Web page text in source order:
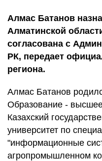
Алмас Батанов
Алматинской
согласована с
РК, передает
региона.
Алмас Батанов
Образование -
Казахский
университет по
"информационные
агропромышленном